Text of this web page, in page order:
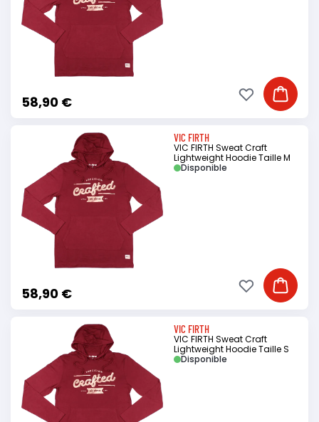
58,90 € Ajouter
Ajouter à ma
VIC FIRTH
VIC FIRTH Sweat Craft
Lightweight Hoodie Taille M
58,90 €
Disponible
Ajouter
Ajouter à ma
VIC FIRTH
VIC FIRTH Sweat Craft
Lightweight Hoodie Taille S
Disponible